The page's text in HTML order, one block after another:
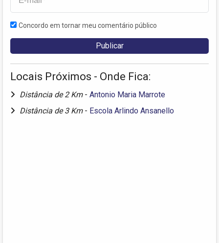
Concordo em tornar meu comentário público
Locais Próximos - Onde Fica:
Distância de 2 Km - Antonio Maria Marrote
Distância de 3 Km - Escola Arlindo Ansanello